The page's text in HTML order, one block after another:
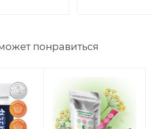
понравиться